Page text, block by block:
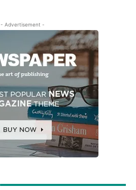
- Advertisement -